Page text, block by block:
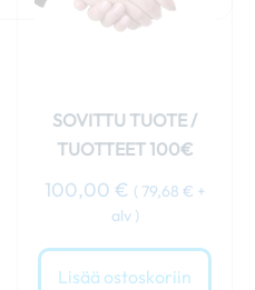
SOVITTU TUOTE /
TUOTTEET 100€
100,00 € ( 79,68 € +
alv )
Lisää ostoskoriin